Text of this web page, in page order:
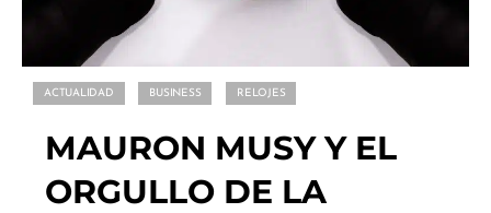
ACTUALIDAD BUSINESS RELOJES
MAURON MUSY Y EL
ORGULLO DE LA